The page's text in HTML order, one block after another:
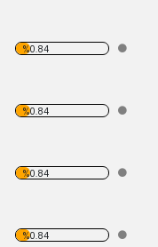
%0.84
%0.84
%0.84
%0.84